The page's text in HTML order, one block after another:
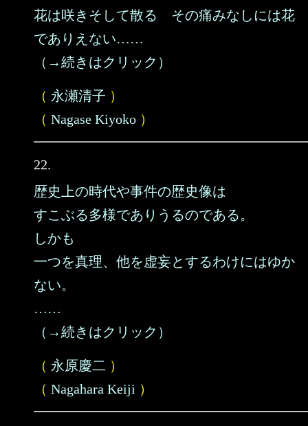
花は咲きそして散る その痛みなしには花
でありえない……
（→続きはクリック）
（ 永瀬清子 ）
（ Nagase Kiyoko ）
22.
歴史上の時代や事件の歴史像は
すこぶる多様でありうるのである。
しかも
一つを真理、他を虚妄とするわけにはゆか
ない。
……
（→続きはクリック）
（ 永原慶二 ）
（ Nagahara Keiji ）